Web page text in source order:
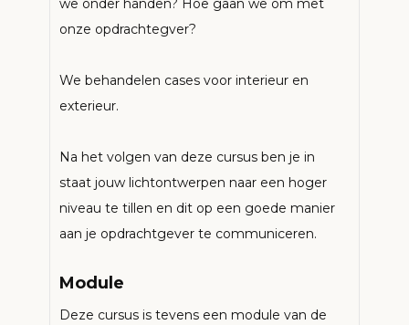
we onder handen? Hoe gaan we om met
onze opdrachtegver?
We behandelen cases voor interieur en
exterieur.
Na het volgen van deze cursus ben je in
staat jouw lichtontwerpen naar een hoger
niveau te tillen en dit op een goede manier
aan je opdrachtgever te communiceren.
Module
Deze cursus is tevens een module van de